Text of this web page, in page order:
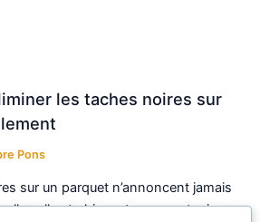
les taches noires sur
Pons
sur un parquet n’annoncent jamais
: elles trahissent presque toujours